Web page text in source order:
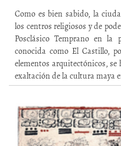
Como es bien sabido, la
los centros religiosos y de
Posclásico Temprano en
conocida como El Castillo,
elementos arquitectónicos,
exaltación de la cultura maya